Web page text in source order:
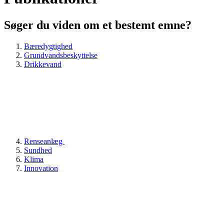
Søger du viden om et bestemt emne?
Bæredygtighed
Grundvandsbeskyttelse
Drikkevand
Renseanlæg
Sundhed
Klima
Innovation